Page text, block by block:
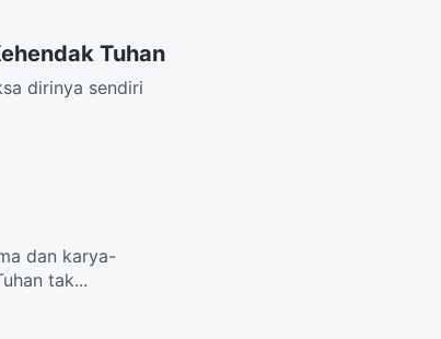
Tuhan
dirinya sendiri
dan karya-
tak...